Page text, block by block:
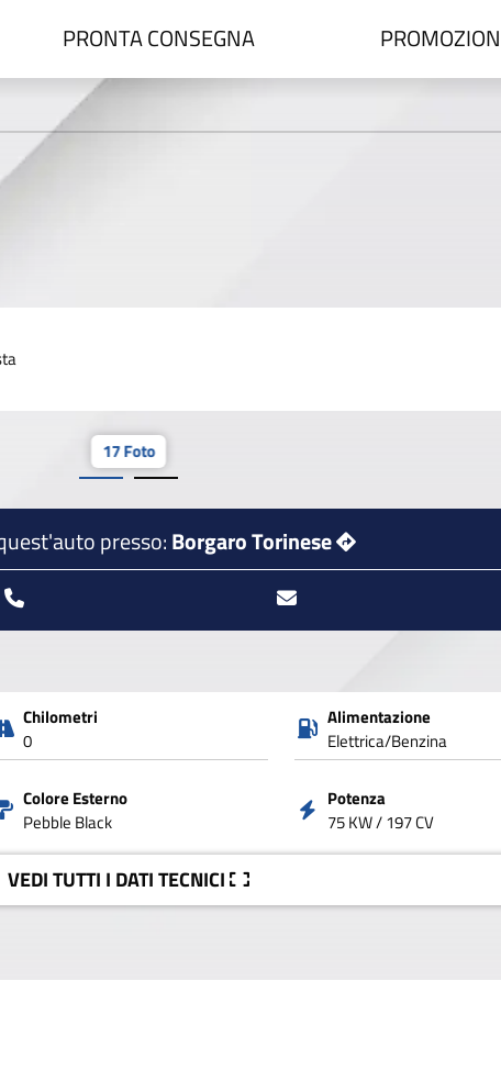
PRONTA CONSEGNA
17 Foto
presso:Borgaro Torinese
Chilometri
0
Alimentazione
Elettrica/Benzina
Colore Esterno
Pebble Black
Potenza
75 KW / 197 CV
VEDITUTTI I DATITECNICI